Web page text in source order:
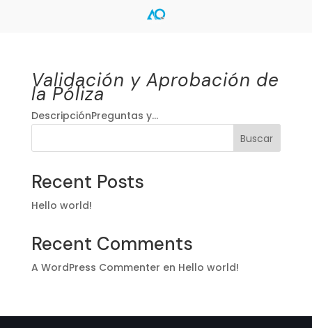
Validación y Aprobación de
la Póliza
DescripciónPreguntas y...
Buscar
Recent Posts
Hello world!
Recent Comments
A WordPress Commenter en Hello world!